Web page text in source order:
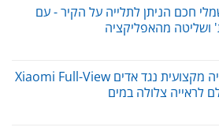
חכם הניתן לתלייה על הקיר - עם
ושליטה מהאפליקציה
משקפת שחייה מקצועית נגד אדים Xiaomi Full-View
לראייה צלולה במים